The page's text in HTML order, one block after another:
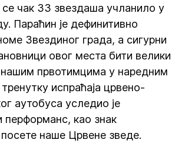
чак 33 звездаша учланило у
Параћин је дефинитивно
Звездиног града, а сигурни
овог места бити велики
нашим првотимцима у наредним
испраћаја црвено-
аутобуса уследио је
перформанс, као знак
наше Црвене зведе.